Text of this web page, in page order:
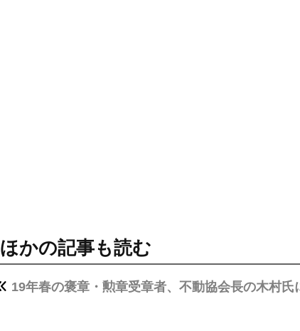
ほかの記事も読む
19年春の褒章・勲章受章者、不動協会長の木村